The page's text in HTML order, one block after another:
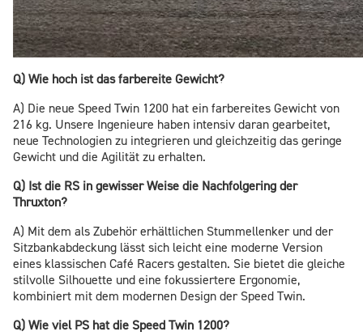
Q) Wie hoch ist das farbereite Gewicht?
A) Die neue Speed Twin 1200 hat ein farbereites Gewicht von
216 kg. Unsere Ingenieure haben intensiv daran gearbeitet,
neue Technologien zu integrieren und gleichzeitig das geringe
Gewicht und die Agilität zu erhalten.
Q) Ist die RS in gewisser Weise die Nachfolgering der
Thruxton?
A) Mit dem als Zubehör erhältlichen Stummellenker und der
Sitzbankabdeckung lässt sich leicht eine moderne Version
eines klassischen Café Racers gestalten. Sie bietet die gleiche
stilvolle Silhouette und eine fokussiertere Ergonomie,
kombiniert mit dem modernen Design der Speed Twin.
Q) Wie viel PS hat die Speed Twin 1200?